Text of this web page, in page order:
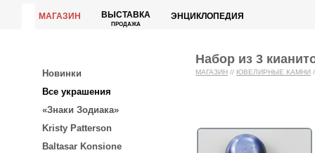
МАГАЗИН ВЫСТАВКА
ПРОДАЖА
ЭНЦИКЛОПЕДИЯ
Новинки
Все украшения
«Знаки Зодиака»
Kristy Patterson
Baltasar Konsione
Набор из 3
МАГАЗИН // ЮВЕЛИРНЫЕ КАМНИ